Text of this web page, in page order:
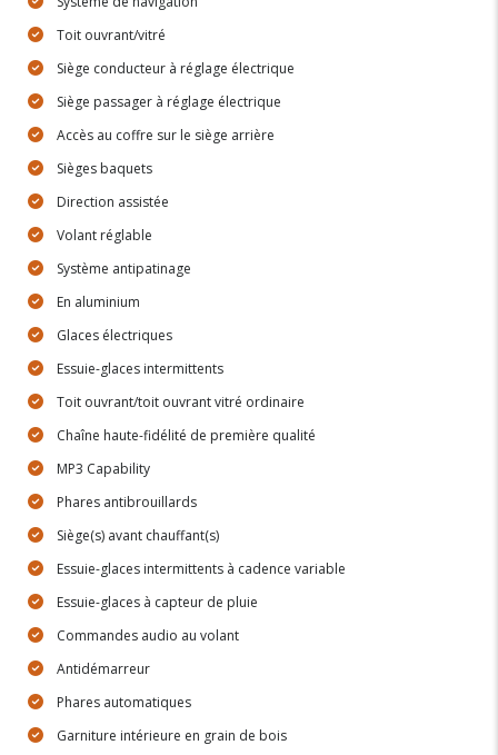
Toit ouvrant/vitré
Siège conducteur à réglage électrique
Siège passager à réglage électrique
Accès au coffre sur le siège arrière
Sièges baquets
Direction assistée
Volant réglable
Système antipatinage
En aluminium
Glaces électriques
Essuie-glaces intermittents
Toit ouvrant/toit ouvrant vitré ordinaire
Chaîne haute-fidélité de première qualité
MP3 Capability
Phares antibrouillards
Siège(s) avant chauffant(s)
Essuie-glaces intermittents à cadence variable
Essuie-glaces à capteur de pluie
Commandes audio au volant
Antidémarreur
Phares automatiques
Garniture intérieure en grain de bois